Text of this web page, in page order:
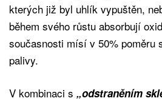
kterých již byl uhlík vypuštěn,
během svého růstu absorbují
současnosti mísí v 50% poměru
palivy.
V kombinaci s „odstraněním